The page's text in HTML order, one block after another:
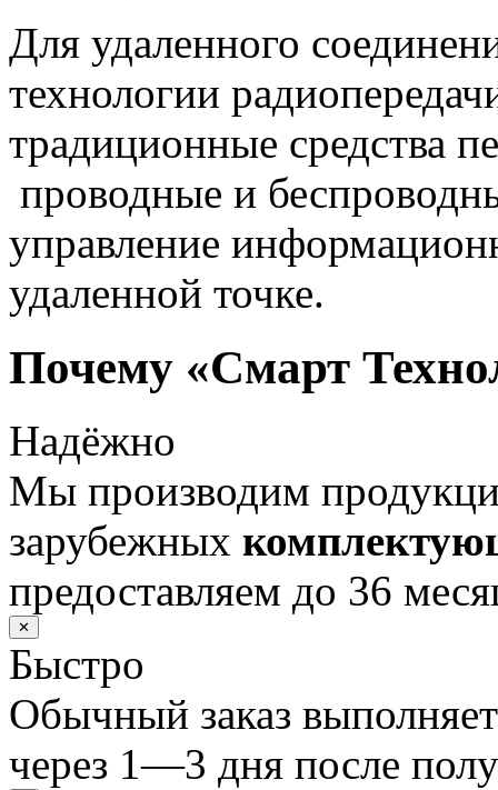
Для удаленного
технологии
традиционные средства
проводные и
управление
удаленной точке.
Почему «Смарт
Надёжно
Мы производим
зарубежных
предоставляем до 36
✕
Быстро
Обычный заказ
через 1—3 дня после